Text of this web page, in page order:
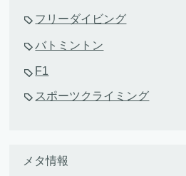
フリーダイビング
バトミントン
F1
スポーツクライミング
メタ情報